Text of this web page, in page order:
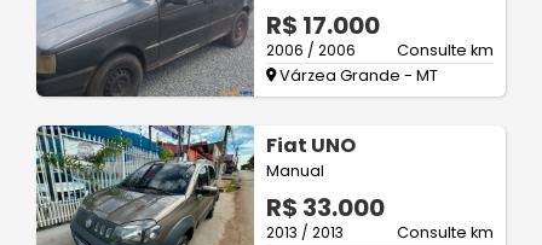
R$ 17.000
2006 / 2006
Consulte km
Várzea Grande - MT
Fiat UNO
Manual
R$ 33.000
2013 / 2013
Consulte km